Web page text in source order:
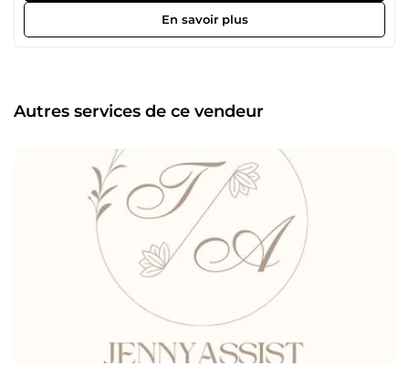
formater des listes CSV, je vous livre un résultat
impeccable, prêt à l'emploi. Mon objectif : vous faire
En savoir plus
Autres services de ce vendeur